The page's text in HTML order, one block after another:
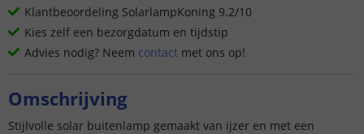
Klantbeoordeling SolarlampKoning 9.2/10
Kies zelf een bezorgdatum en tijdstip
Advies nodig? Neem contact met ons op!
Omschrijving
Stijlvolle solar buitenlamp gemaakt van ijzer en met een